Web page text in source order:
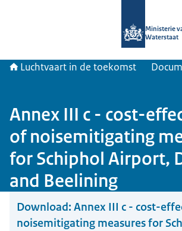
Ministerie
Waterstaat
Luchtvaart in de toekomst
Annex III c - cost-
of noisemitigating
for Schiphol Airport,
and Beelining
Download: Annex III c - cost-
noisemitigating measures for